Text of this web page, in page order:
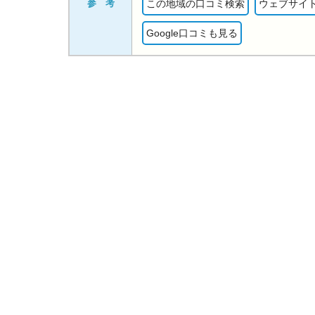
参 考 この地域の口コミ検索 ウェブサイ
Google口コミも見る